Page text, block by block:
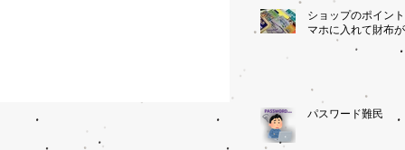
ショップのポイン
マホに入れて財布
パスワード難民